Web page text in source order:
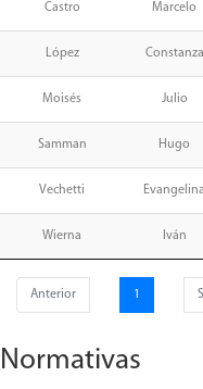
Castro Marcelo
López Constanza
Moisés Julio
Samman Hugo
Vechetti Evangelina
Wierna Iván
Anterior 1
Normativas